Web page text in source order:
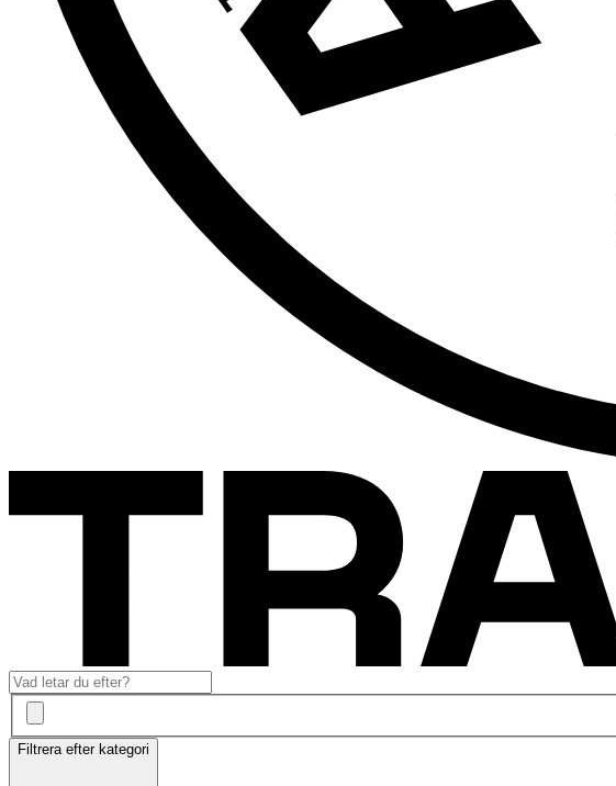
Filtrera efter kategori